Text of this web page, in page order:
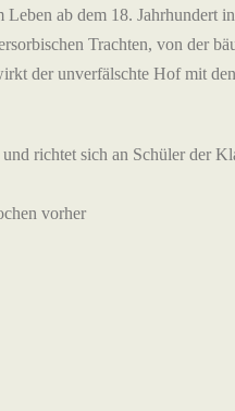
ab dem 18. Jahrhundert
Trachten, von der
der unverfälschte Hof mit
richtet sich an Schüler der
vorher